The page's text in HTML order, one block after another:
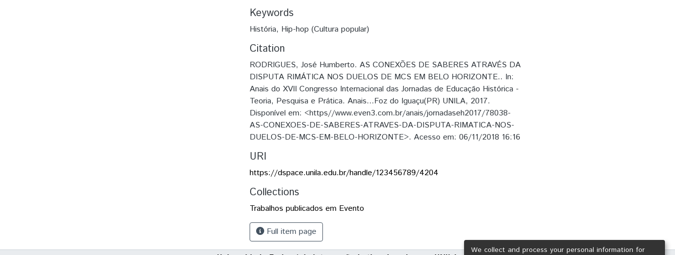
Keywords
História, Hip-hop (Cultura popular)
Citation
RODRIGUES, José Humberto. AS CONEXÕES DE SABERES ATRAVÉS DA
DISPUTA RIMÁTICA NOS DUELOS DE MCS EM BELO HORIZONTE.. In:
Anais do XVII Congresso Internacional das Jornadas de Educação Histórica -
Teoria, Pesquisa e Prática. Anais...Foz do Iguaçu(PR) UNILA, 2017.
Disponível em: <https//www.even3.com.br/anais/jornadaseh2017/78038-
AS-CONEXOES-DE-SABERES-ATRAVES-DA-DISPUTA-RIMATICA-NOS-
DUELOS-DE-MCS-EM-BELO-HORIZONTE>. Acesso em: 06/11/2018 16:16
URI
https://dspace.unila.edu.br/handle/123456789/4204
Collections
Trabalhos publicados em Evento
Full item page
We collect and process your personal information for